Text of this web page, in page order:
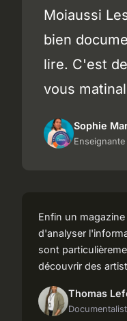
Moiaussi
bien
lire. C'est
vous
Sophie
Enseignante
Enfin un
d'analyser
sont
découvrir des
Thomas